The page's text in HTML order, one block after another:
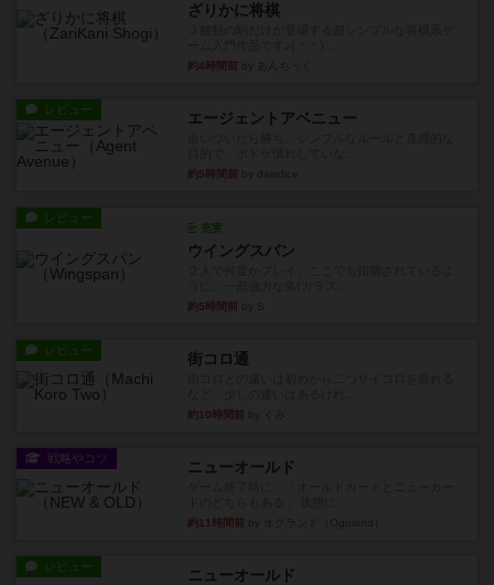
ざりかに将棋
約4時間前
レビュー エージェントアベニュー
約5時間前
レビュー
充実
ウイングスパン
約5時間前
レビュー 街コロ通
約10時間前
戦略やコツ ニューオールド
約11時間前
レビュー ニューオールド